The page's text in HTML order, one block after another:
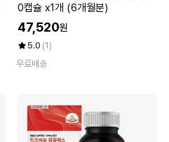
0캡슐 x1개 (6개월분)
47,520원
5.0 (1)
무료배송